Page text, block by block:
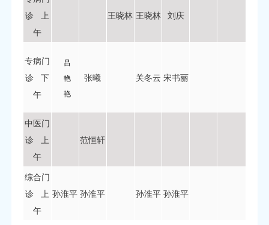
诊 上
午
王晓林 王晓林 刘庆
专病门
诊 下
午
吕
艳
艳
张曦 关冬云 宋书丽
中医门
诊 上
午
范恒轩
综合门
诊 上
午
孙淮平 孙淮平 孙淮平 孙淮平